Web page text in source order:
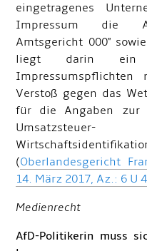
eingetragenes
Impressum die
Amtsgericht 000"
liegt darin ein
Verstoß gegen das
für die Angaben zur
(Oberlandesgericht
14. März 2017, Az.: 6 U
Medienrecht
AfD-Politikerin muss